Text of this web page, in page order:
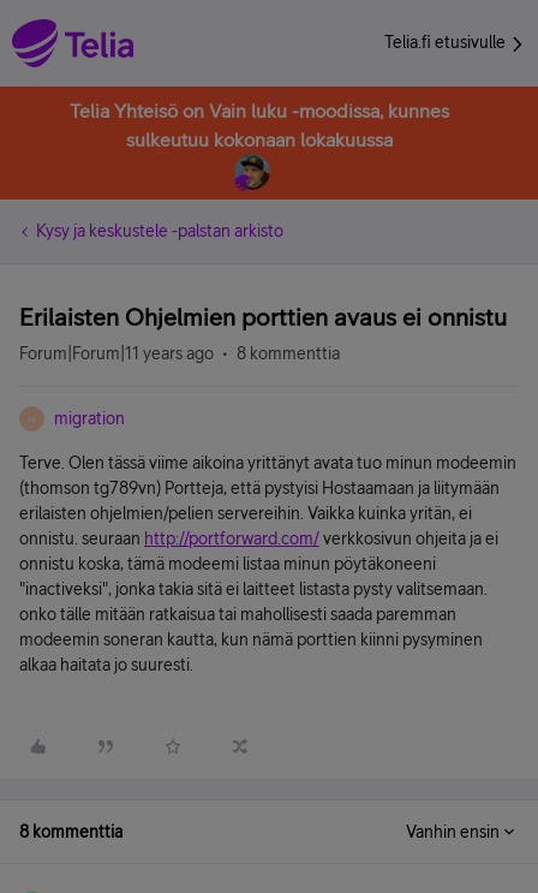
Telia.fi etusivulle
Telia Yhteisö on Vain luku -moodissa, kunnes
sulkeutuu kokonaan lokakuussa
Kysy ja keskustele -palstan arkisto
Erilaisten Ohjelmien porttien avaus ei onnistu
Forum|Forum|11 years ago 8 kommenttia
M migration
Terve. Olen tässä viime aikoina yrittänyt avata tuo minun modeemin
(thomson tg789vn) Portteja, että pystyisi Hostaamaan ja liitymään
erilaisten ohjelmien/pelien servereihin. Vaikka kuinka yritän, ei
onnistu. seuraan http://portforward.com/verkkosivun ohjeita ja ei
onnistu koska, tämä modeemi listaa minun pöytäkoneeni
"inactiveksi", jonka takia sitä ei laitteet listasta pysty valitsemaan.
onko tälle mitään ratkaisua tai mahollisesti saada paremman
modeemin soneran kautta, kun nämä porttien kiinni pysyminen
alkaa haitata jo suuresti.
8 kommenttia Vanhin ensin